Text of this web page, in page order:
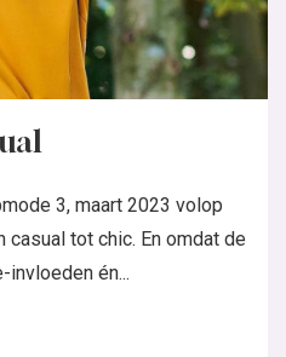
3, maart 2023 volop
casual tot chic. En omdat de
én...